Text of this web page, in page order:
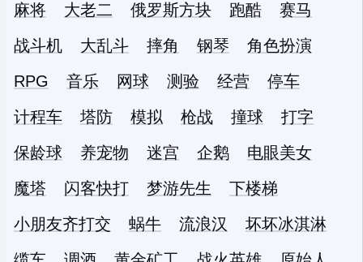
麻将
大老二 俄罗斯方块 跑酷
赛马
战斗机
大乱斗 摔角 钢琴
角色扮演
RPG
音乐 网球 测验 经营
停车
计程车
塔防 模拟 枪战 撞球
打字
保龄球
养宠物 迷宫 企鹅
电眼美女
魔塔
闪客快打 梦游先生
下楼梯
小朋友齐打交
蜗牛 流浪汉
坏坏冰淇淋